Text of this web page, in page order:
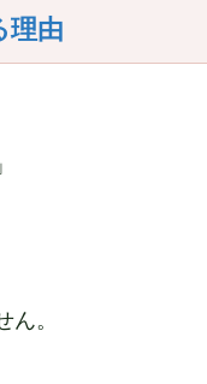
理由
」
。